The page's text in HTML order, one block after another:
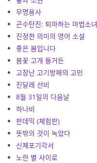
무명용사
곤수탄진: 퇴마하는 마법소녀
진정한 의미의 영어 소설
좋은 봄입니다
봄꽃 고개 들거든
고장난 고기방패의 고민
진달래 선비
8월 31일의 다음날
하나비
판데믹 (체험판)
뜻밖의 것이 녹았다
신체포기각서
노란 별 사이로